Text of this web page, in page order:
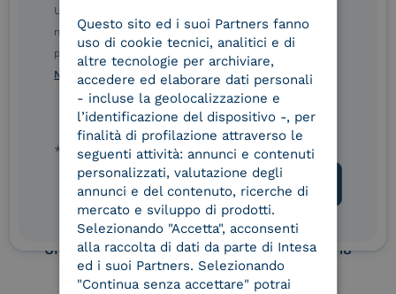
Service Provider e
Aggregatore SPID
Aggregatore CIE
Conservatore
qualificato
UNI EN ISO 37001
UNI EN ISO 9001 UNI EN ISO 27001
UNI EN ISO 27017 UNI EN ISO 27018
Ulteriori informazioni sulle procedure sono disponibili
nelle Norme di tutela della privacy INTESA. Inoltrando il
presente modulo, dichiaro di aver letto e compreso le
Norme di tutela della privacy INTESA.
* campo obbligatorio
ITALIAN
Questo sito ed i suoi Partners fanno
uso di cookie tecnici, analitici e di
altre tecnologie per archiviare,
accedere ed elaborare dati personali
- incluse la geolocalizzazione e
l’identificazione del dispositivo -, per
finalità di profilazione attraverso le
seguenti attività: annunci e contenuti
personalizzati, valutazione degli
annunci e del contenuto, ricerche di
mercato e sviluppo di prodotti.
Selezionando "Accetta", acconsenti
alla raccolta di dati da parte di Intesa
ed i suoi Partners. Selezionando
"Continua senza accettare" potrai